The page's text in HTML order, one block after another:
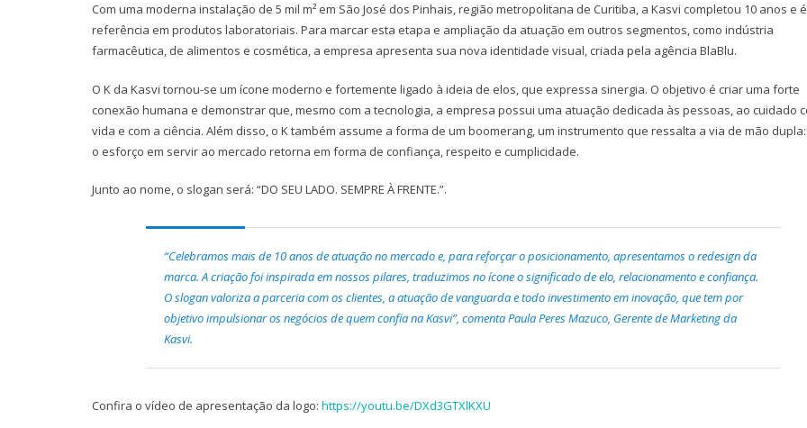
Com uma moderna instalação de 5 mil m² em São José dos Pinhais, região metropolitana de Curitiba, a Kasvi completou 10 anos e é
referência em produtos laboratoriais. Para marcar esta etapa e ampliação da atuação em outros segmentos, como indústria
farmacêutica, de alimentos e cosmética, a empresa apresenta sua nova identidade visual, criada pela agência BlaBlu.
O K da Kasvi tornou-se um ícone moderno e fortemente ligado à ideia de elos, que expressa sinergia. O objetivo é criar uma forte
conexão humana e demonstrar que, mesmo com a tecnologia, a empresa possui uma atuação dedicada às pessoas, ao cuidado
vida e com a ciência. Além disso, o K também assume a forma de um boomerang, um instrumento que ressalta a via de mão
o esforço em servir ao mercado retorna em forma de confiança, respeito e cumplicidade.
Junto ao nome, o slogan será: “DO SEU LADO. SEMPRE À FRENTE.”.
“Celebramos mais de 10 anos de atuação no mercado e, para reforçar o posicionamento, apresentamos o redesign da
marca. A criação foi inspirada em nossos pilares, traduzimos no ícone o significado de elo, relacionamento e confiança.
O slogan valoriza a parceria com os clientes, a atuação de vanguarda e todo investimento em inovação, que tem por
objetivo impulsionar os negócios de quem confia na Kasvi”, comenta Paula Peres Mazuco, Gerente de Marketing da
Kasvi.
Confira o vídeo de apresentação da logo: https://youtu.be/DXd3GTXlKXU